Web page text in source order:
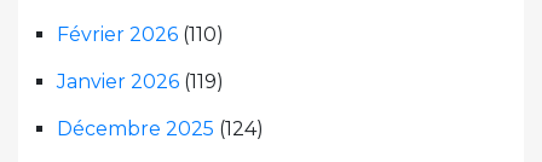
Février 2026 (110)
Janvier 2026 (119)
Décembre 2025 (124)